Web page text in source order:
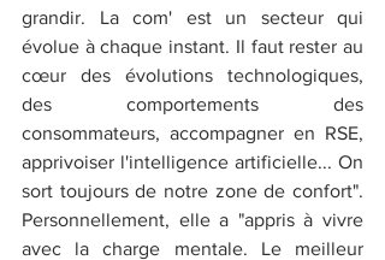
grandir. La com' est un secteur qui
évolue à chaque instant. Il faut rester au
cœur des évolutions technologiques,
des comportements des
consommateurs, accompagner en RSE,
apprivoiser l'intelligence artificielle... On
sort toujours de notre zone de confort".
Personnellement, elle a "appris à vivre
avec la charge mentale. Le meilleur